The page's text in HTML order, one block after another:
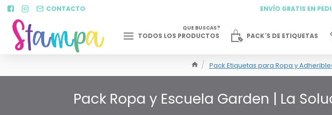
CONTACTO ENVÍO GRATIS EN
TODOS LOS PRODUCTOS
QUE BUSCAS?
PACK´S DE ETIQUETAS
Pack Etiquetas para Ropa y
Pack Ropa y Escuela Garden | La